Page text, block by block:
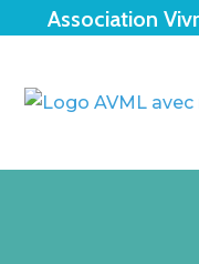
Association